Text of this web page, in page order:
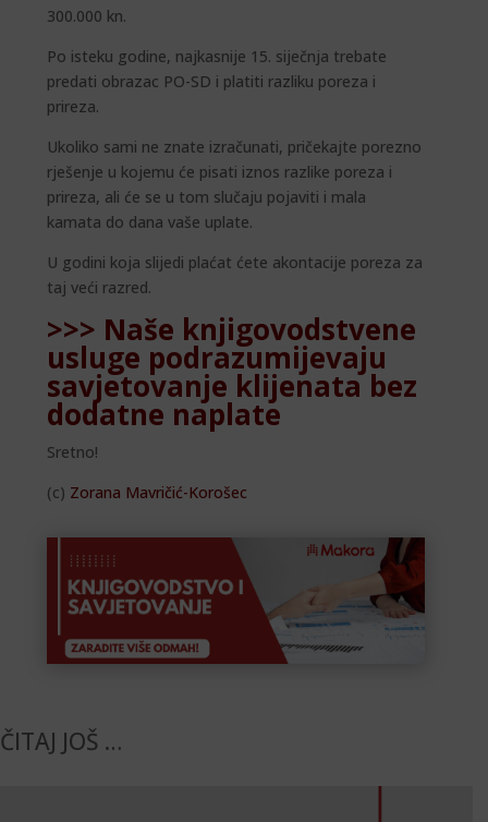
300.000 kn.
Po isteku godine, najkasnije 15. siječnja trebate
predati obrazac PO-SD i platiti razliku poreza i
prireza.
Ukoliko sami ne znate izračunati, pričekajte porezno
rješenje u kojemu će pisati iznos razlike poreza i
prireza, ali će se u tom slučaju pojaviti i mala
kamata do dana vaše uplate.
U godini koja slijedi plaćat ćete akontacije poreza za
taj veći razred.
>>> Naše knjigovodstvene
usluge podrazumijevaju
savjetovanje klijenata bez
dodatne naplate
Sretno!
(c) Zorana Mavričić-Korošec
ČITAJ JOŠ …